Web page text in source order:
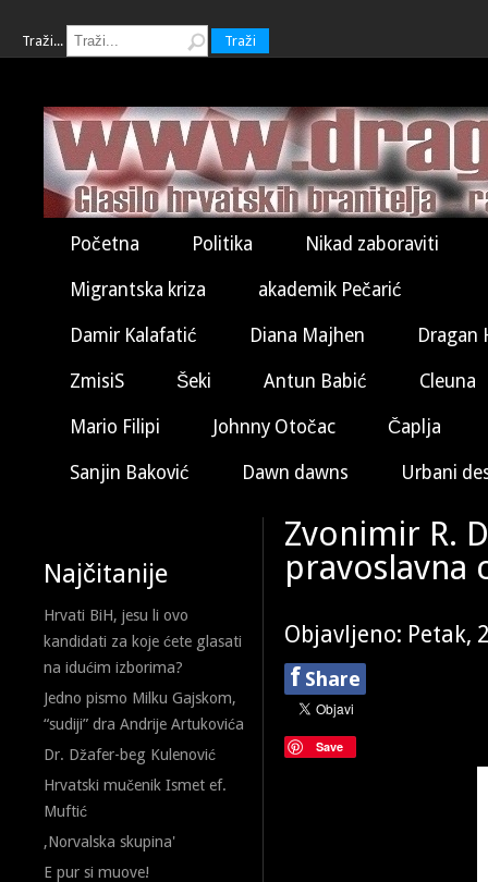
Traži... Traži
Početna Politika Nikad zaboraviti
Migrantska kriza akademik Pečarić
Damir Kalafatić Diana Majhen Dragan
ZmisiS Šeki Antun Babić Cleuna
Mario Filipi Johnny Otočac Čaplja
Sanjin Baković Dawn dawns Urbani
Najčitanije
Hrvati BiH, jesu li ovo
kandidati za koje ćete glasati
na idućim izborima?
Jedno pismo Milku Gajskom,
“sudiji” dra Andrije Artukovića
Dr. Džafer-beg Kulenović
Hrvatski mučenik Ismet ef.
Muftić
,Norvalska skupina'
E pur si muove!
Zvonimir R.
pravoslavna
Objavljeno: Petak,
f Share
Save